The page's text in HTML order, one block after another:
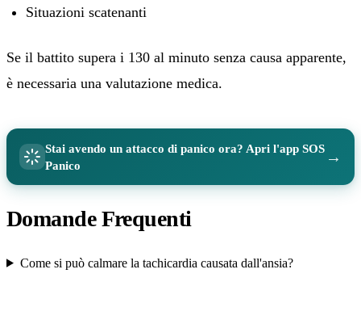
Situazioni scatenanti
Se il battito supera i 130 al minuto senza causa apparente,
è necessaria una valutazione medica.
Stai avendo un attacco di panico ora? Apri l'app SOS
Panico
→
Domande Frequenti
Come si può calmare la tachicardia causata dall'ansia?